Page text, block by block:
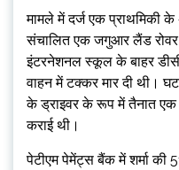
मामले में दर्ज एक प्राथमिकी के
संचालित एक जगुआर लैंड रोवर ने
इंटरनेशनल स्कूल के बाहर
वाहन में टक्कर मार दी थी।
के ड्राइवर के रूप में तैनात एक
कराई थी।
पेटीएम पेमेंट्स बैंक में शर्मा की